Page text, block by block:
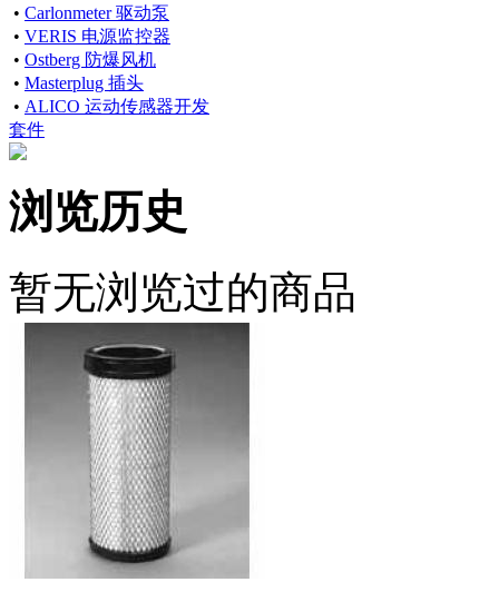
• Carlonmeter 驱动泵
• VERIS 电源监控器
• Ostberg 防爆风机
• Masterplug 插头
• ALICO 运动传感器开发
套件
浏览历史
暂无浏览过的商品